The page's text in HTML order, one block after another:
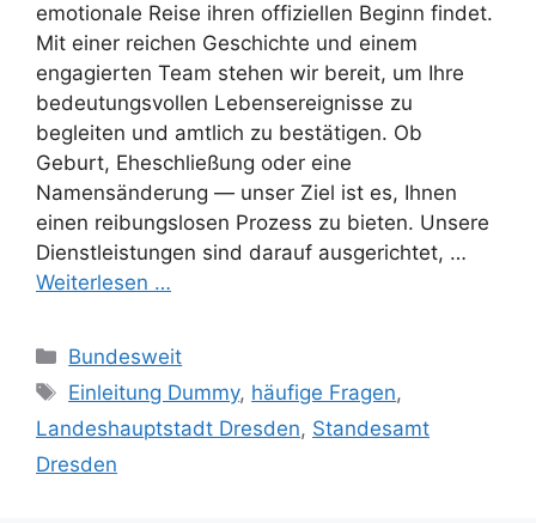
emotionale Reise ihren offiziellen Beginn findet.
Mit einer reichen Geschichte und einem
engagierten Team stehen wir bereit, um Ihre
bedeutungsvollen Lebensereignisse zu
begleiten und amtlich zu bestätigen. Ob
Geburt, Eheschließung oder eine
Namensänderung — unser Ziel ist es, Ihnen
einen reibungslosen Prozess zu bieten. Unsere
Dienstleistungen sind darauf ausgerichtet, …
Weiterlesen …
Kategorien
Bundesweit
Schlagwörter
Einleitung Dummy, häufige Fragen,
Landeshauptstadt Dresden, Standesamt
Dresden